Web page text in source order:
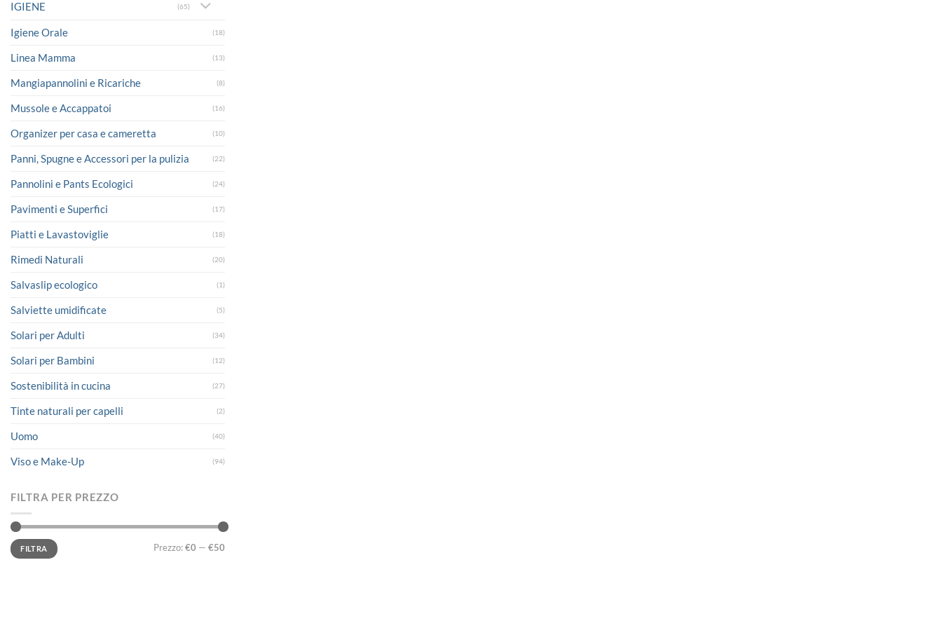
IGIENE (65)
Igiene Orale (18)
Linea Mamma (13)
Mangiapannolini e Ricariche (8)
Mussole e Accappatoi (16)
Organizer per casa e cameretta (10)
Panni, Spugne e Accessori per la pulizia (22)
Pannolini e Pants Ecologici (24)
Pavimenti e Superfici (17)
Piatti e Lavastoviglie (18)
Rimedi Naturali (20)
Salvaslip ecologico (1)
Salviette umidificate (5)
Solari per Adulti (34)
Solari per Bambini (12)
Sostenibilità in cucina (27)
Tinte naturali per capelli (2)
Uomo (40)
Viso e Make-Up (94)
FILTRA PER PREZZO
Prezzo
Min
Prezzo
MaxFILTRA Prezzo:€0 — €50